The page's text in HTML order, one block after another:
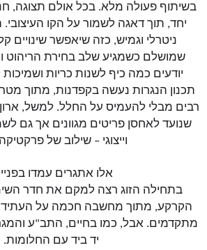
בשיתוף פעולה מלא. בכל אולם תצוגה,
יחד, תוך דאגה לשמור על הקו העיצובי.
ניטרלי וגמיש, כזה שיאפשר שינויים
שמושלם כשמגיע שלב בחירת הריהוט
יודעים כמה כיף לשנות כריות
תכנון הנגרות נעשה בקפדנות, מתוך
רבים מבלי להעמיס על החלל. למשל,
שנועד לאחסן פריטים מגוונים אך גם
וייצוגי – שילוב של פרקטיקה
אלו אתגרים עמדו
בתחילה הזוג רצה למקם את חדר
הקרקע, מתוך מחשבה חכמה על העתיד
מתקדמים. אבל, כמו בחיים, התב"ע
יד ביד עם החלומות.